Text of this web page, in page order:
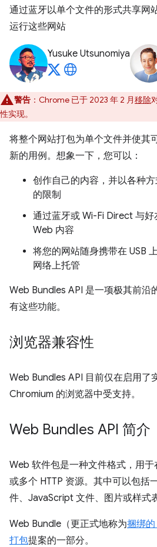
通过蓝牙以单个文件的形式共享网
运行这些网站
Yusuke Utsunomiya
警告 ：Chrome 已于 2023 年 2 月移除
性实现。
将整个网站打包为单个文件并使其
新的用例。想象一下，您可以：
创作自己的内容，并以各种
的限制
通过蓝牙或 Wi-Fi Direct 与
Web 内容
将您的网站随身携带在 USB
网络上托管
Web Bundles API 是一项极其前沿
有这些功能。
浏览器兼容性
Web Bundles API 目前仅在启用了
Chromium 的浏览器中受支持。
Web Bundles API 简介
Web 软件包是一种文件格式，用
或多个 HTTP 资源。其中可以包括
件、JavaScript 文件、图片或样式表
Web Bundle（更正式地称为捆绑的
打包提案的一部分。